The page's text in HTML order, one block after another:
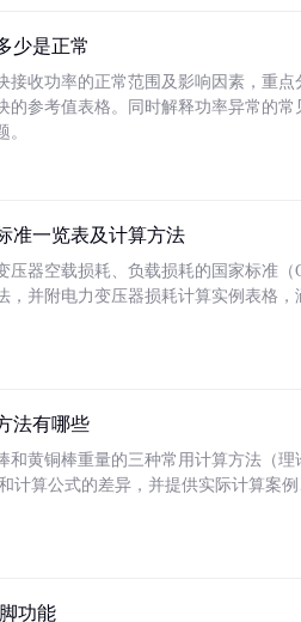
少是正常
接收功率的正常范围及影响因素，重
的参考值表格。同时解释功率异常的
准一览表及计算方法
压器空载损耗、负载损耗的国家标准
，并附电力变压器损耗计算实例表格
法有哪些
和黄铜棒重量的三种常用计算方法（
计算公式的差异，并提供实际计算案
功能